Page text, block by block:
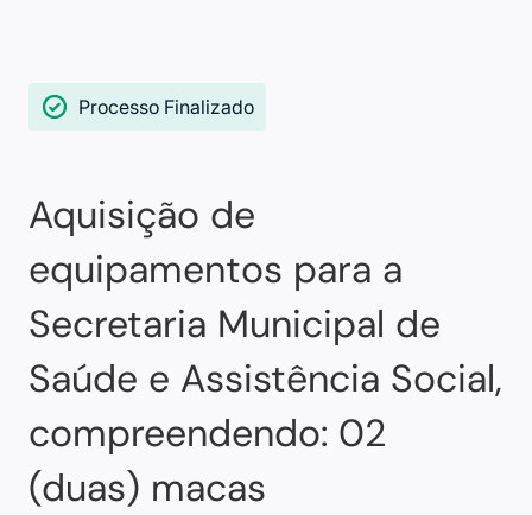
Processo Finalizado
Aquisição de
equipamentos para a
Secretaria Municipal de
Saúde e Assistência Social,
compreendendo: 02
(duas) macas